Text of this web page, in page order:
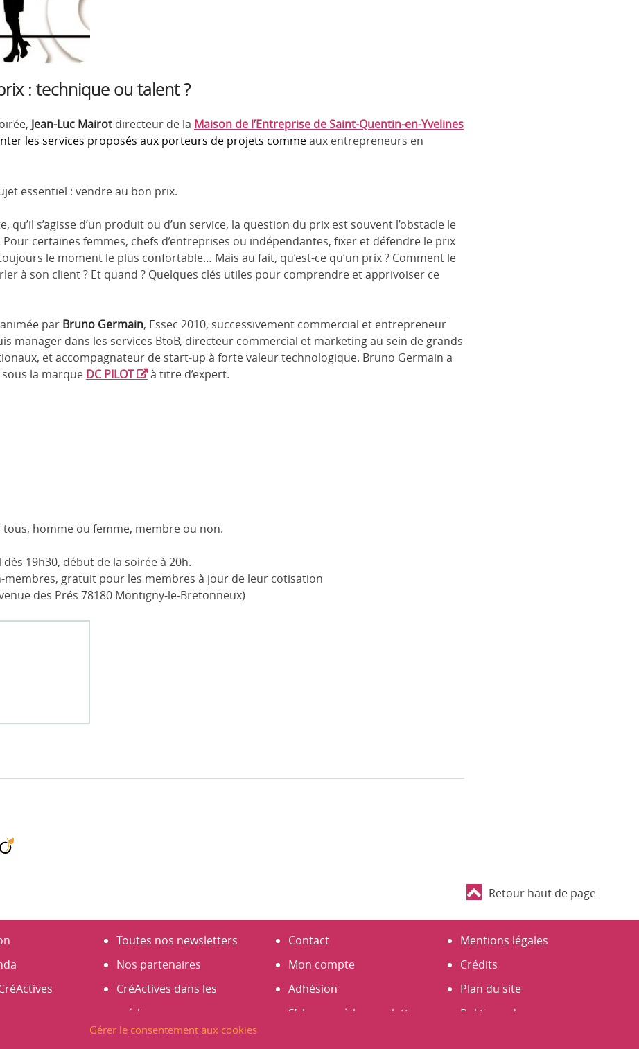
Gérer le consentement aux cookies
: technique ou talent ?
Jean-Luc Mairot directeur de la Maison de l’Entreprise de Saint-Quentin-en-Yvelines
les services proposés aux porteurs de projets commeaux entrepreneurs en
essentiel : vendre au bon prix.
qu’il s’agisse d’un produit ou d’un service, la question du prix est souvent l’obstacle le
certaines femmes, chefs d’entreprises ou indépendantes, fixer et défendre le prix
le moment le plus confortable… Mais au fait, qu’est-ce qu’un prix ? Comment le
à son client ? Et quand ? Quelques clés utiles pour comprendre et apprivoiser ce
par Bruno Germain, Essec 2010, successivement commercial et entrepreneur
manager dans les services BtoB, directeur commercial et marketing au sein de grands
et accompagnateur de start-up à forte valeur technologique. Bruno Germain a
la marque DC PILOT à titre d’expert.
tous, homme ou femme, membre ou non.
dès 19h30, début de la soirée à 20h.
membres, gratuit pour les membres à jour de leur cotisation
des Prés 78180 Montigny-le-Bretonneux)
Retour haut de page
Toutes nos newsletters
Nos partenaires
CréActives dans les
médias
Espace presse
Contact
Mon compte
Adhésion
S’abonner à la newsletter
Mentions légales
Crédits
Plan du site
Politique de